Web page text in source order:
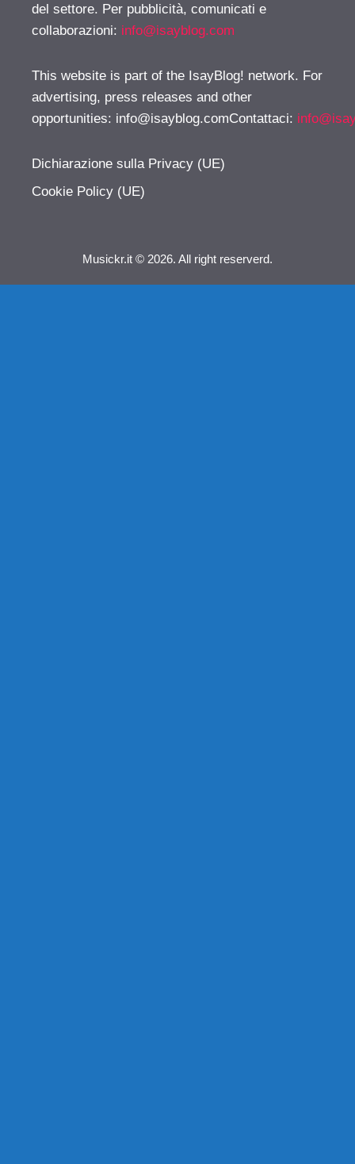
del settore. Per pubblicità, comunicati e
collaborazioni: info@isayblog.com
This website is part of the IsayBlog! network. For
advertising, press releases and other
opportunities: info@isayblog.comContattaci:
Dichiarazione sulla Privacy (UE)
Cookie Policy (UE)
Musickr.it © 2026. All right reserverd.